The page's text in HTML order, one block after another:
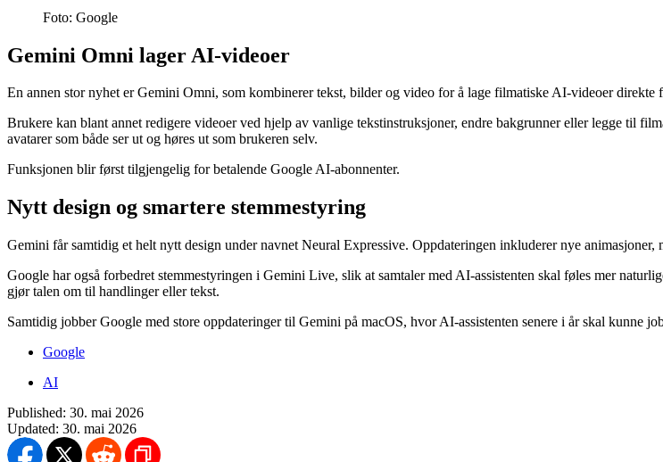
Foto: Google
Gemini Omni lager AI-videoer
En annen stor nyhet er Gemini Omni, som kombinerer tekst, bilder og video for å lage filmatiske AI-videoer direkte
Brukere kan blant annet redigere videoer ved hjelp av vanlige tekstinstruksjoner, endre bakgrunner eller legge til
avatarer som både ser ut og høres ut som brukeren selv.
Funksjonen blir først tilgjengelig for betalende Google AI-abonnenter.
Nytt design og smartere stemmestyring
Gemini får samtidig et helt nytt design under navnet Neural Expressive. Oppdateringen inkluderer nye
Google har også forbedret stemmestyringen i Gemini Live, slik at samtaler med AI-assistenten skal føles mer
gjør talen om til handlinger eller tekst.
Samtidig jobber Google med store oppdateringer til Gemini på macOS, hvor AI-assistenten senere i år skal kunne
Google
AI
Published: 30. mai 2026
Updated: 30. mai 2026